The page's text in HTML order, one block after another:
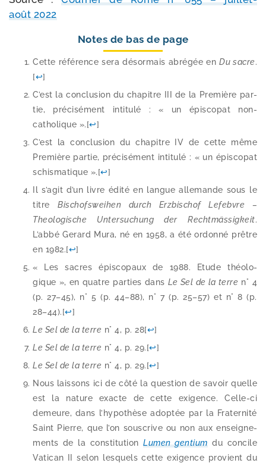
août 2022
Notes de bas de page
Cette réfé­rence sera désor­mais abré­gée en Du sacre.
[↩]
C’est la conclu­sion du cha­pitre III de la Première par­
tie, pré­ci­sé­ment inti­tu­lé : « un épis­co­pat non-​
catholique ».[↩]
C’est la conclu­sion du cha­pitre IV de cette même
Première par­tie, pré­ci­sé­ment inti­tu­lé : « un épis­co­pat
schis­ma­tique ».[↩]
Il s’agit d’un livre édi­té en langue alle­mande sous le
titre Bischofsweihen durch Erzbischof Lefebvre –
Theologische Untersuchung der Rechtmässigkeit.
L’abbé Gerard Mura, né en 1958, a été ordon­né prêtre
en 1982.[↩]
« Les sacres épis­co­paux de 1988. Etude théo­lo­
gique », en quatre par­ties dans Le Sel de la terre n° 4
(p. 27–45), n° 5 (p. 44–88), n° 7 (p. 25–57) et n° 8 (p.
28–44).[↩]
Le Sel de la terre n° 4, p. 28[↩]
Le Sel de la terre n° 4, p. 29.[↩]
Le Sel de la terre n° 4, p. 29.[↩]
Nous lais­sons ici de côté la ques­tion de savoir quelle
est la nature exacte de cette exi­gence. Celle-​ci
demeure, dans l’hypothèse adop­tée par la Fraternité
Saint Pierre, que l’on sous­crive ou non aux ensei­gne­
ments de la consti­tu­tionLumen gen­tiumdu concile
Vatican II selon les­quels cette exi­gence pro­vient du